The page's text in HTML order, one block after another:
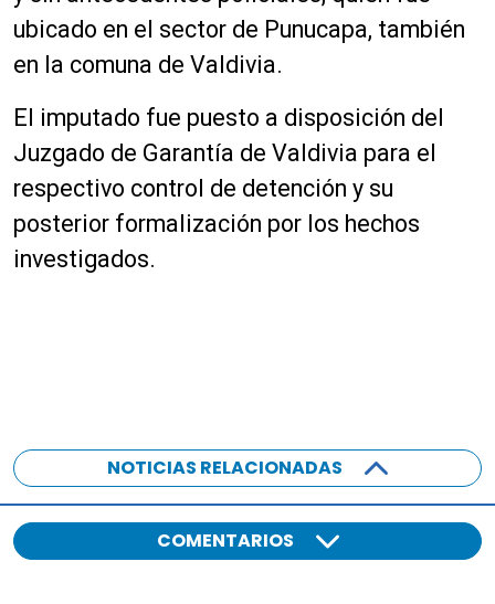
ubicado en el sector de Punucapa, también
en la comuna de Valdivia.
El imputado fue puesto a disposición del
Juzgado de Garantía de Valdivia para el
respectivo control de detención y su
posterior formalización por los hechos
investigados.
NOTICIAS RELACIONADAS
COMENTARIOS